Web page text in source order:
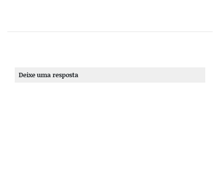
Deixe uma resposta